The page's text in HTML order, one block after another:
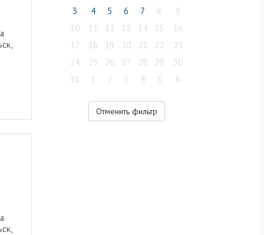
3
4 5 6 7 8
9
10
11 12 13 14 15
16
17
18 19 20 21 22
23
24
25 26 27 28 29
30
31
1 2 3 4 5 6
Отменить фильтр